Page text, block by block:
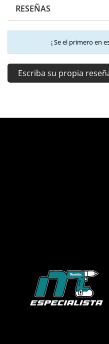
RESEÑAS
¡ Se el primero en
Escriba su propia